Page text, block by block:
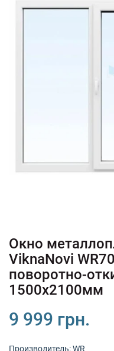
Окно
ViknaNovi
поворотно-
1500x2100мм
9 999 грн.
Производитель:WR